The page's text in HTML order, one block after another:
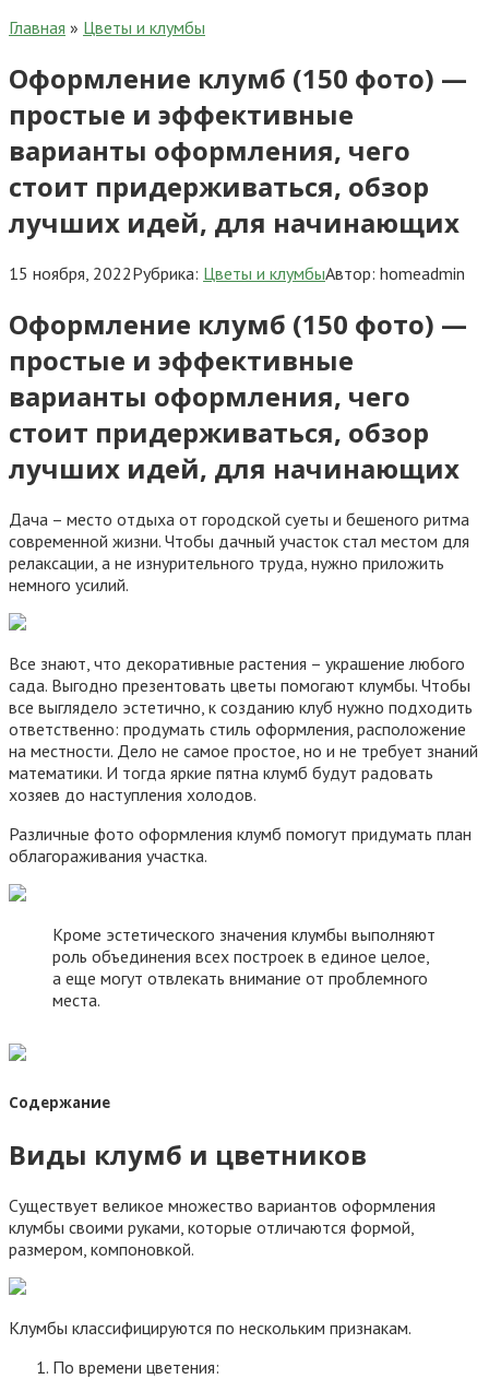
Главная » Цветы и клумбы
Оформление клумб (150 фото) —
простые и эффективные
варианты оформления, чего
стоит придерживаться, обзор
лучших идей, для начинающих
15 ноября, 2022Рубрика: Цветы и клумбыАвтор: homeadmin
Оформление клумб (150 фото) —
простые и эффективные
варианты оформления, чего
стоит придерживаться, обзор
лучших идей, для начинающих
Дача – место отдыха от городской суеты и бешеного ритма
современной жизни. Чтобы дачный участок стал местом для
релаксации, а не изнурительного труда, нужно приложить
немного усилий.
Все знают, что декоративные растения – украшение любого
сада. Выгодно презентовать цветы помогают клумбы. Чтобы
все выглядело эстетично, к созданию клуб нужно подходить
ответственно: продумать стиль оформления, расположение
на местности. Дело не самое простое, но и не требует знаний
математики. И тогда яркие пятна клумб будут радовать
хозяев до наступления холодов.
Различные фото оформления клумб помогут придумать план
облагораживания участка.
Кроме эстетического значения клумбы выполняют
роль объединения всех построек в единое целое,
а еще могут отвлекать внимание от проблемного
места.
Содержание
Виды клумб и цветников
Существует великое множество вариантов оформления
клумбы своими руками, которые отличаются формой,
размером, компоновкой.
Клумбы классифицируются по нескольким признакам.
По времени цветения: